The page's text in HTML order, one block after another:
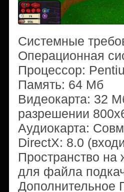
Системные
Операционная
Процессор:
Память: 64 Мб
Видеокарта: 32
разрешении
Аудиокарта:
DirectX: 8.0
Пространство
для файла
Дополнительное